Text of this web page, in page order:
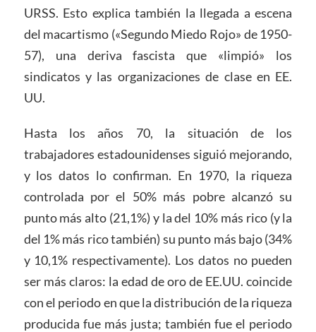
URSS. Esto explica también la llegada a escena
del macartismo («Segundo Miedo Rojo» de 1950-
57), una deriva fascista que «limpió» los
sindicatos y las organizaciones de clase en EE.
UU.
Hasta los años 70, la situación de los
trabajadores estadounidenses siguió mejorando,
y los datos lo confirman. En 1970, la riqueza
controlada por el 50% más pobre alcanzó su
punto más alto (21,1%) y la del 10% más rico (y la
del 1% más rico también) su punto más bajo (34%
y 10,1% respectivamente). Los datos no pueden
ser más claros: la edad de oro de EE.UU. coincide
con el periodo en que la distribución de la riqueza
producida fue más justa; también fue el periodo